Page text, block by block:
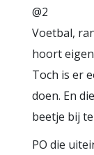
@2
Voetbal,
hoort
Toch is er
doen. En
beetje bij
PO die